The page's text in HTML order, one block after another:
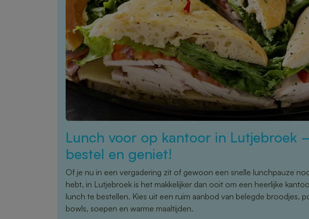
Lunch voor op kantoor in Lutjebroek
bestel en geniet!
Of je nu in een vergadering zit of gewoon een snelle lunchpauze
hebt, in Lutjebroek is het makkelijker dan ooit om een heerlijke
lunch te bestellen. Kies uit een ruim aanbod van belegde broodjes,
bowls, soepen en warme maaltijden.